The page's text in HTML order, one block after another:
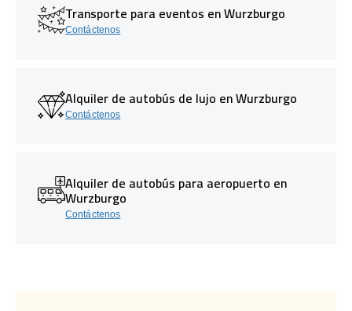
Transporte para eventos en Wurzburgo
Contáctenos
Alquiler de autobús de lujo en Wurzburgo
Contáctenos
Alquiler de autobús para aeropuerto en
Wurzburgo
Contáctenos